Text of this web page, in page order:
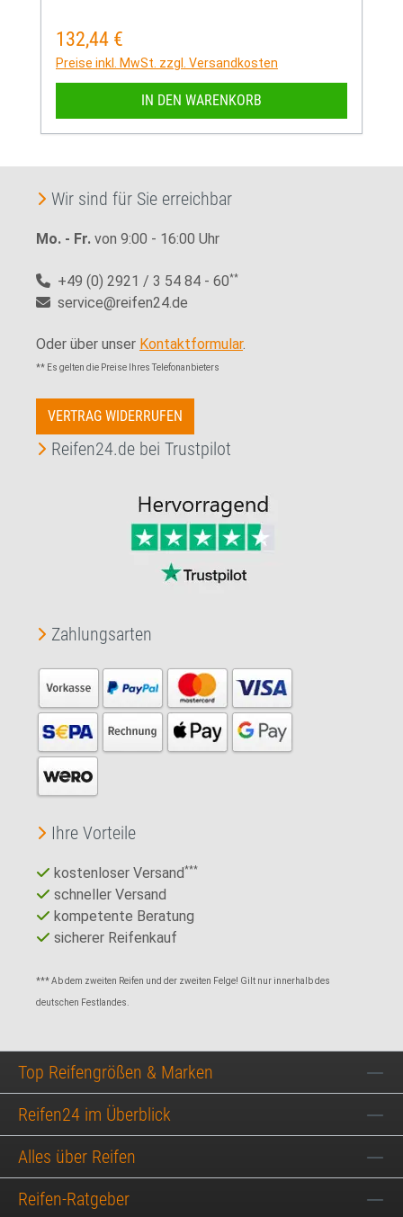
Regulärer Preis:
132,44 €
Preise inkl. MwSt. zzgl. Versandkosten
IN DEN WARENKORB
Wir sind für Sie erreichbar
Mo. - Fr. von 9:00 - 16:00 Uhr
+49 (0) 2921 / 3 54 84 - 60**
service@reifen24.de
Oder über unser Kontaktformular.
** Es gelten die Preise Ihres Telefonanbieters
VERTRAG WIDERRUFEN
Reifen24.de bei Trustpilot
Zahlungsarten
Ihre Vorteile
kostenloser Versand***
schneller Versand
kompetente Beratung
sicherer Reifenkauf
*** Ab dem zweiten Reifen und der zweiten Felge! Gilt nur innerhalb des
deutschen Festlandes.
Top Reifengrößen & Marken
Reifen24 im Überblick
Alles über Reifen
Reifen-Ratgeber